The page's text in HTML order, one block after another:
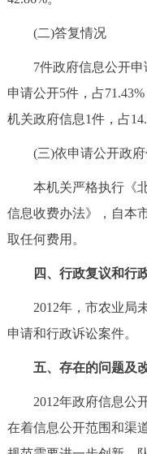
(二)答复情况
7件政府信息公开申
申请公开5件，占
机关政府信息1件，占
(三)依申请公开政府
本机关严格执行《北
信息收费办法》，自本
取任何费用。
四、行政复议和行
2012年，市农业局未
申请和行政诉讼案件。
五、存在的问题及
2012年政府信息公开
在着信息公开范围和渠